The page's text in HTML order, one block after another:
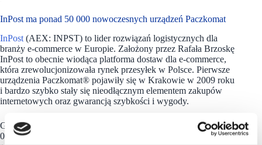
InPost ma ponad 50 000 nowoczesnych urządzeń Paczkomat
InPost (AEX: INPST) to lider rozwiązań logistycznych dla
branży e-commerce w Europie. Założony przez Rafała Brzoskę
InPost to obecnie wiodąca platforma dostaw dla e-commerce,
która zrewolucjonizowała rynek przesyłek w Polsce. Pierwsze
urządzenia Paczkomat® pojawiły się w Krakowie w 2009 roku
i bardzo szybko stały się nieodłącznym elementem zakupów
internetowych oraz gwarancją szybkości i wygody.
Grupa InPost na koniec Q1 2025 roku dysponowała ponad 83
000 punktami out-of-home, w tym ponad 50 000